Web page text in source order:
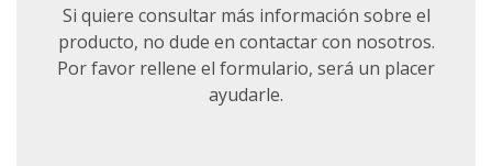
Si quiere consultar más información sobre el
producto, no dude en contactar con nosotros.
Por favor rellene el formulario, será un placer
ayudarle.